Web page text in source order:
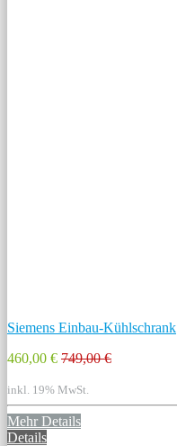
Siemens Einbau-Kühlschrank
460,00 € 749,00 €
inkl. 19% MwSt.
Mehr Details
Details